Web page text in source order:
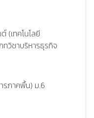
(เทคโนโลยี
ทวิชาบริหารธุรกิจ
รภาคพื้น) ม.6